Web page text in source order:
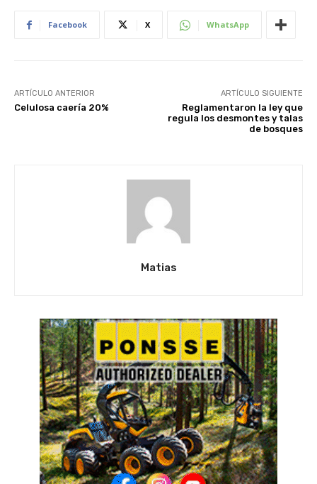
Facebook X WhatsApp
ARTÍCULO ANTERIOR
Celulosa caería 20%
ARTÍCULO SIGUIENTE
Reglamentaron la ley que
regula los desmontes y talas
de bosques
Matias